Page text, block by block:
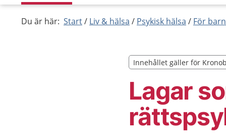
Du är här: Start Liv & hälsa Psykisk hälsa För
Lagar
Innehållet gäller för
Innehållet gäller för